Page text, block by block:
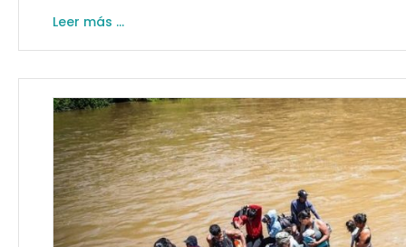
Leer más ...